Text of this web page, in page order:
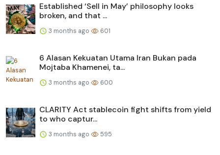
Established ‘Sell in May’ philosophy looks
broken, and that ...
3 months ago 601
6 Alasan Kekuatan Utama Iran Bukan pada
Mojtaba Khamenei, ta...
3 months ago 600
CLARITY Act stablecoin fight shifts from yield
to who captur...
3 months ago 595